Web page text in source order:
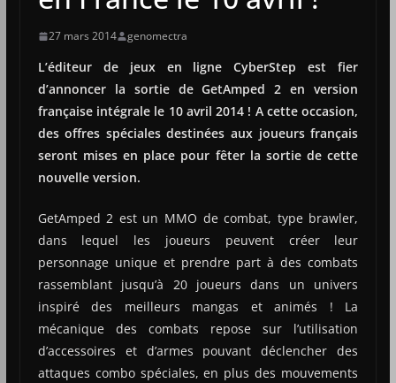
27 mars 2014 genomectra
L’éditeur de jeux en ligne CyberStep est fier
d’annoncer la sortie de GetAmped 2 en version
française intégrale le 10 avril 2014 ! A cette occasion,
des offres spéciales destinées aux joueurs français
seront mises en place pour fêter la sortie de cette
nouvelle version.
GetAmped 2 est un MMO de combat, type brawler,
dans lequel les joueurs peuvent créer leur
personnage unique et prendre part à des combats
rassemblant jusqu’à 20 joueurs dans un univers
inspiré des meilleurs mangas et animés ! La
mécanique des combats repose sur l’utilisation
d’accessoires et d’armes pouvant déclencher des
attaques combo spéciales, en plus des mouvements